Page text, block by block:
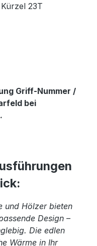
23T
Griff-Nummer /
bei
und Hölzer bieten
Design –
Die edlen
Wärme in Ihr